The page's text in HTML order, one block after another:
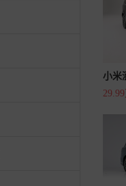
小米